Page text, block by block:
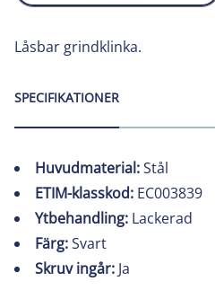
Låsbar grindklinka.
SPECIFIKATIONER
Huvudmaterial:Stål
ETIM-klasskod: EC003839
Ytbehandling: Lackerad
Färg:Svart
Skruv ingår: Ja